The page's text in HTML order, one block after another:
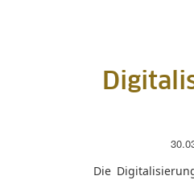
Die